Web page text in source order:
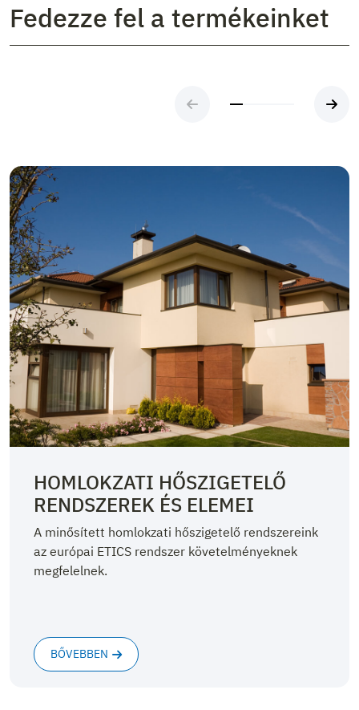
Fedezze fel a termékeinket
HOMLOKZATI HŐSZIGETELŐ
RENDSZEREK ÉS ELEMEI
A minősített homlokzati hőszigetelő rendszereink
az európai ETICS rendszer követelményeknek
megfelelnek.
BŐVEBBEN